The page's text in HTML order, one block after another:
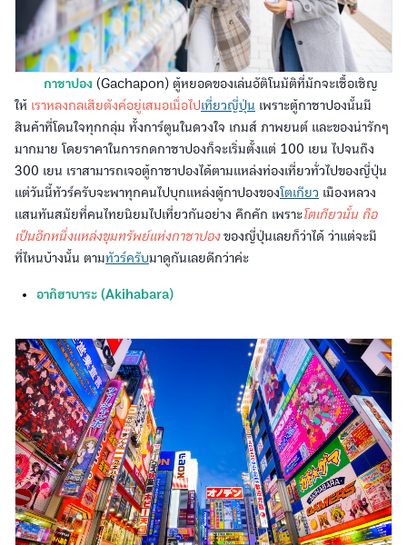
กาชาปอง (Gachapon) ตู้หยอดของเล่นอัติโนมัติที่มักจะเชื้อเชิญ
ให้ เราหลงกลเสียตังค์อยู่เสมอเมื่อไปเที่ยวญี่ปุ่น เพราะตู้กาชาปองนั้นมี
สินค้าที่โดนใจทุกกลุ่ม ทั้งการ์ตูนในดวงใจ เกมส์ ภาพยนต์ และของน่ารักๆ
มากมาย โดยราคาในการกดกาชาปองก็จะเริ่มตั้งแต่ 100 เยน ไปจนถึง
300 เยน เราสามารถเจอตู้กาชาปองได้ตามแหล่งท่องเที่ยวทั่วไปของญี่ปุ่น
แต่วันนี้ทัวร์ครับจะพาทุกคนไปบุกแหล่งตู้กาปองของโตเกียว เมืองหลวง
แสนทันสมัยที่คนไทยนิยมไปเที่ยวกันอย่าง คึกคัก เพราะโตเกียวนั้น ถือ
เป็นอีกหนึ่งแหล่งขุมทรัพย์แห่งกาชาปองของญี่ปุ่นเลยก็ว่าได้ ว่าแต่จะมี
ที่ไหนบ้างนั้น ตามทัวร์ครับมาดูกันเลยดีกว่าค่ะ
อากิฮาบาระ (Akihabara)